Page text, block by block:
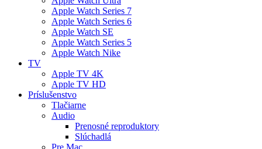
Apple Watch Series 7
Apple Watch Series 6
Apple Watch SE
Apple Watch Series 5
Apple Watch Nike
TV
Apple TV 4K
Apple TV HD
Príslušenstvo
Tlačiarne
Audio
Prenosné reproduktory
Slúchadlá
Pre Mac